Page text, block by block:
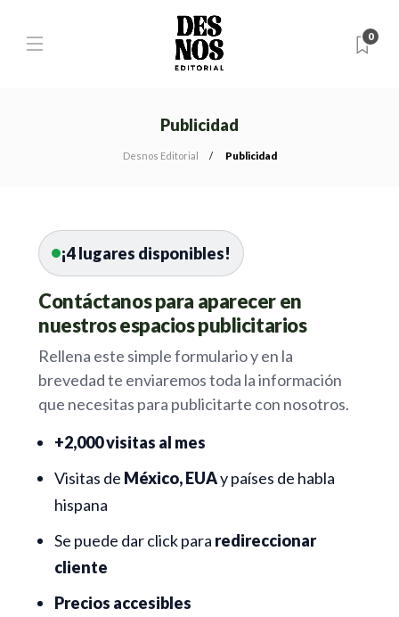
0
Publicidad
Desnos Editorial Publicidad
¡4 lugares disponibles!
Contáctanos para aparecer en
nuestros espacios publicitarios
Rellena este simple formulario y en la
brevedad te enviaremos toda la información
que necesitas para publicitarte con nosotros.
+2,000 visitas al mes
Visitas de México, EUAy países de habla
hispana
Se puede dar click para redireccionar
cliente
Precios accesibles